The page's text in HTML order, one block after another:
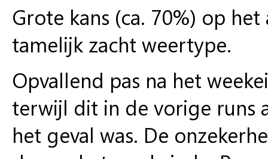
Grote kans (ca. 70%) op
tamelijk zacht weertype.
Opvallend pas na het
terwijl dit in de vorige runs
het geval was. De